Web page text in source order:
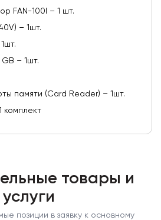
FAN-100I – 1 шт.
– 1шт.
– 1шт.
памяти (Card Reader) – 1шт.
комплект
товары и
услуги
позиции в заявку к основному